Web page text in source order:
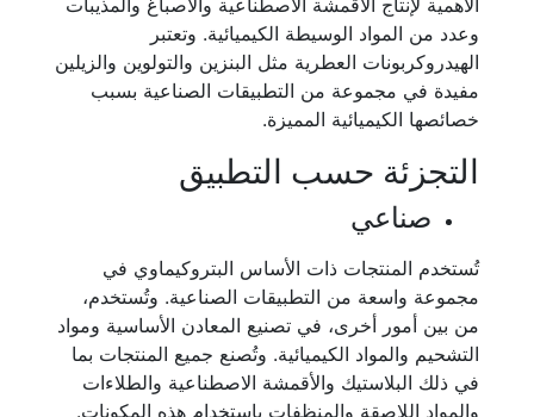
الأهمية لإنتاج الأقمشة الاصطناعية والأصباغ والمذيبات
وعدد من المواد الوسيطة الكيميائية. وتعتبر
الهيدروكربونات العطرية مثل البنزين والتولوين والزيلين
مفيدة في مجموعة من التطبيقات الصناعية بسبب
خصائصها الكيميائية المميزة.
التجزئة حسب التطبيق
صناعي
تُستخدم المنتجات ذات الأساس البتروكيماوي في
مجموعة واسعة من التطبيقات الصناعية. وتُستخدم،
من بين أمور أخرى، في تصنيع المعادن الأساسية ومواد
التشحيم والمواد الكيميائية. وتُصنع جميع المنتجات بما
في ذلك البلاستيك والأقمشة الاصطناعية والطلاءات
والمواد اللاصقة والمنظفات باستخدام هذه المكونات.